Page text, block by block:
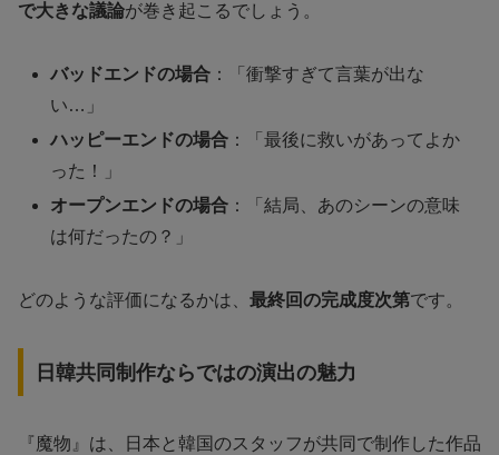
で大きな議論が巻き起こるでしょう。
バッドエンドの場合 ：「衝撃すぎて言葉が出な
い…」
ハッピーエンドの場合 ：「最後に救いがあってよか
った！」
オープンエンドの場合 ：「結局、あのシーンの意味
は何だったの？」
どのような評価になるかは、 最終回の完成度次第です。
日韓共同制作ならではの演出の魅力
『魔物』は、日本と韓国のスタッフが共同で制作した作品